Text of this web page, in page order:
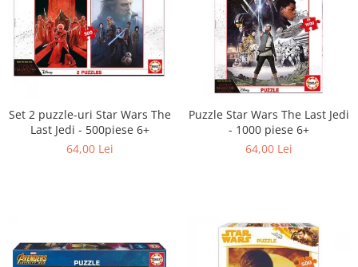
Set 2 puzzle-uri Star Wars The
Last Jedi - 500piese 6+
64,00 Lei
Puzzle Star Wars The Last Jedi
- 1000 piese 6+
64,00 Lei